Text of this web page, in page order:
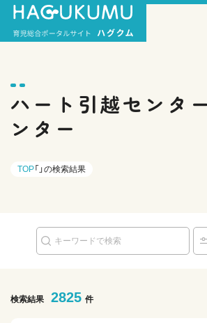
ハート引越センタ
ンター
TOP「」の検索結果
検索結果 2825 件